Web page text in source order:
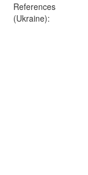
References
(Ukraine):